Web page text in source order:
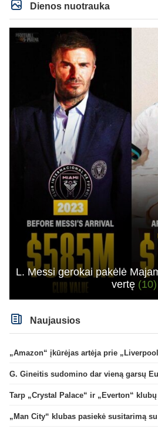
Dienos nuotrauka
L. Messi gerokai pakėlė
vertę (10)
Naujausios
„Amazon“ įkūrėjas artėja prie
G. Gineitis sudomino dar vieną garsų